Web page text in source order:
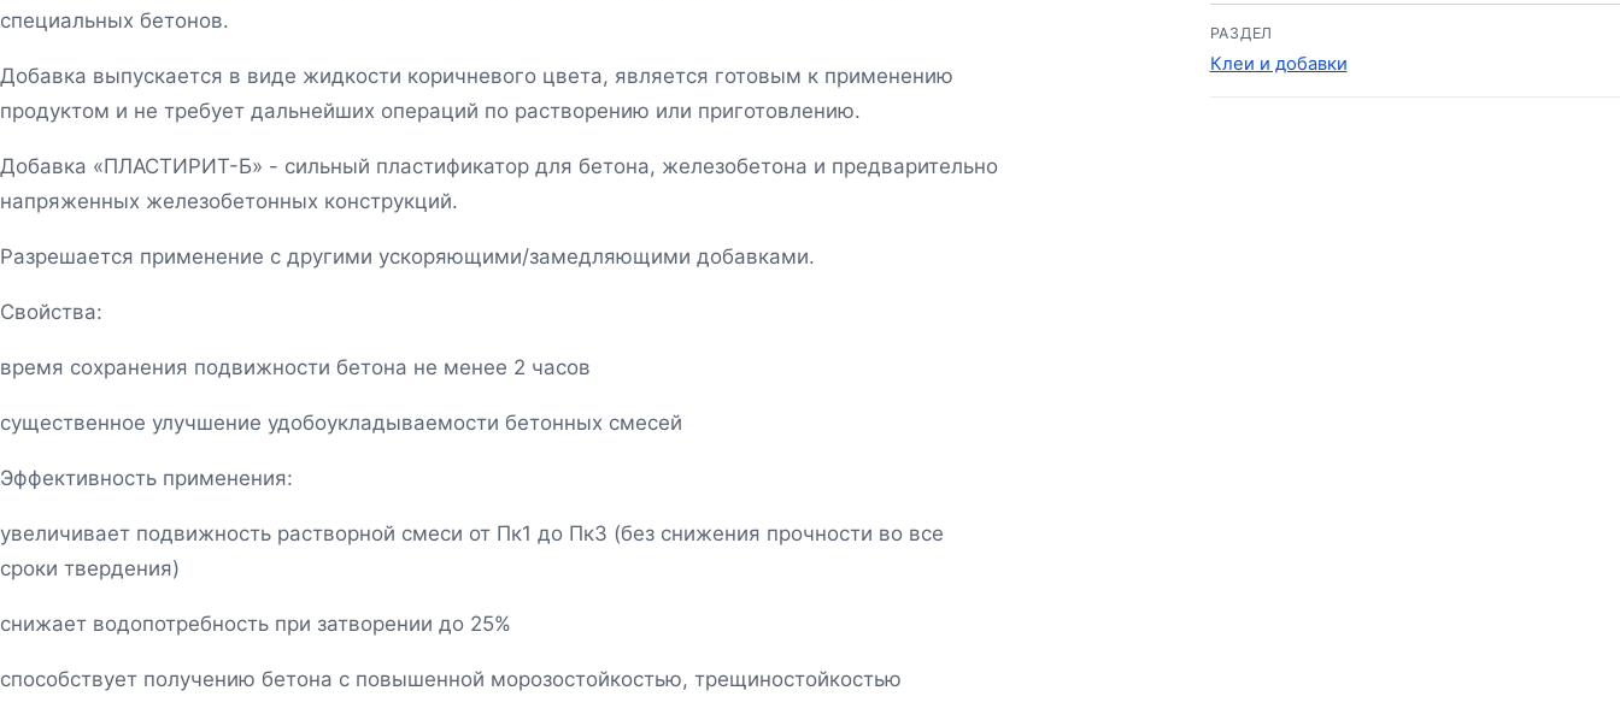
специальных бетонов.
Добавка выпускается в виде жидкости коричневого цвета, является готовым к применению
продуктом и не требует дальнейших операций по растворению или приготовлению.
Добавка «ПЛАСТИРИТ-Б» - сильный пластификатор для бетона, железобетона и предварительно
напряженных железобетонных конструкций.
Разрешается применение с другими ускоряющими/замедляющими добавками.
Свойства:
время сохранения подвижности бетона не менее 2 часов
существенное улучшение удобоукладываемости бетонных смесей
Эффективность применения:
увеличивает подвижность растворной смеси от Пк1 до Пк3 (без снижения прочности во все
сроки твердения)
снижает водопотребность при затворении до 25%
способствует получению бетона с повышенной морозостойкостью, трещиностойкостью
РАЗДЕЛ
Клеи и добавки